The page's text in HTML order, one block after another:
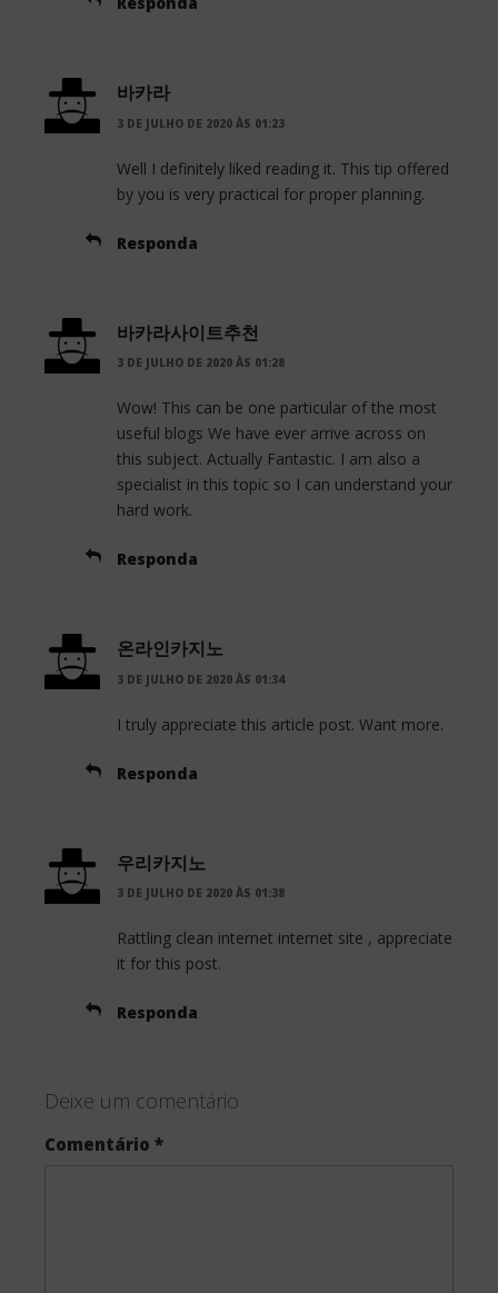
바카라
3 DE JULHO DE 2020 ÀS 01:23
Well I definitely liked reading it. This tip offered
by you is very practical for proper planning.
Responda
바카라사이트추천
3 DE JULHO DE 2020 ÀS 01:28
Wow! This can be one particular of the most
useful blogs We have ever arrive across on
this subject. Actually Fantastic. I am also a
specialist in this topic so I can understand your
hard work.
Responda
온라인카지노
3 DE JULHO DE 2020 ÀS 01:34
I truly appreciate this article post. Want more.
Responda
우리카지노
3 DE JULHO DE 2020 ÀS 01:38
Rattling clean internet internet site , appreciate
it for this post.
Responda
Deixe um comentário
Comentário *